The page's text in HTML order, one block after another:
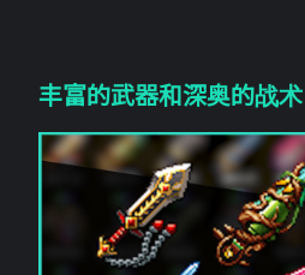
丰富的武器和深奥的战术